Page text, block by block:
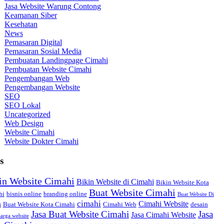
Jasa Website Warung Contong
Keamanan Siber
Kesehatan
News
Pemasaran Digital
Pemasaran Sosial Media
Pembuatan Landingpage Cimahi
Pembuatan Website Cimahi
Pengembangan Web
Pengembangan Website
SEO
SEO Lokal
Uncategorized
Web Design
Website Cimahi
Website Dokter Cimahi
Website Cimahi Bikin Website di Cimahi Bikin Website Kota
bisnis online branding online Buat Website Cimahi Buat Website Di
Buat Website Kota Cimahi cimahi Cimahi Web Cimahi Website desain
website Jasa Buat Website Cimahi Jasa Cimahi Website Jasa